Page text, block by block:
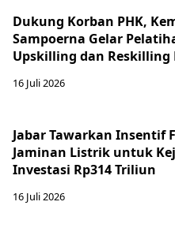
Dukung Korban PHK,
Sampoerna Gelar
Upskilling dan Reskilling
16 Juli 2026
Jabar Tawarkan Insentif
Jaminan Listrik untuk
Investasi Rp314 Triliun
16 Juli 2026